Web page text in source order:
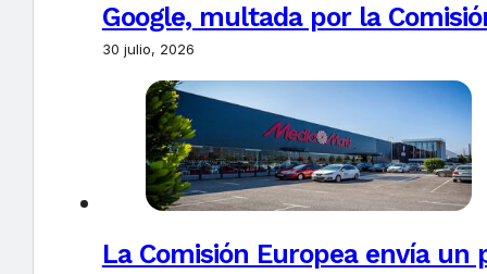
Google, multada por la
30 julio, 2026
La Comisión Europea envía un